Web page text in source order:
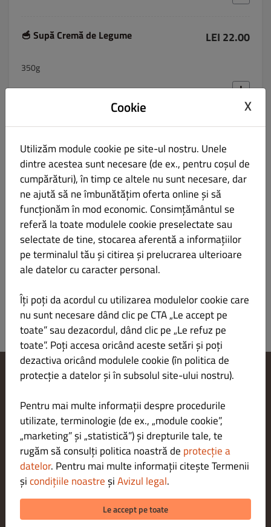
🥣 Supă Cremă de Legume LEI 22.00
350g
🥣 Ciorbă de Legume LEI 19.00
350g
🥣 Ciorbă de Perișoare a la Grec LEI 26.00
350/80g
Contactează-ne
Politica de confidențialitate
Termeni și condiții
Aviz juridic
METODE DE PLATĂ PENTRU LIVRARE
Cookie X
Utilizăm module cookie pe site-ul nostru. Unele
dintre acestea sunt necesare (de ex., pentru coșul de
cumpărături), în timp ce altele nu sunt necesare, dar
ne ajută să ne îmbunătățim oferta online și să
funcționăm în mod economic. Consimțământul se
referă la toate modulele cookie preselectate sau
selectate de tine, stocarea aferentă a informațiilor
pe terminalul tău și citirea și prelucrarea ulterioare
ale datelor cu caracter personal.
Îți poți da acordul cu utilizarea modulelor cookie care
nu sunt necesare dând clic pe CTA „Le accept pe
toate” sau dezacordul, dând clic pe „Le refuz pe
toate”. Poți accesa oricând aceste setări și poți
dezactiva oricând modulele cookie (în politica de
protecție a datelor și în subsolul site-ului nostru).
Pentru mai multe informații despre procedurile
utilizate, terminologie (de ex., „module cookie”,
„marketing” și „statistică”) și drepturile tale, te
rugăm să consulți politica noastră de protecție a
datelor. Pentru mai multe informații citește Termenii
șicondițiile noastreșiAvizul legal.
Le accept pe toate